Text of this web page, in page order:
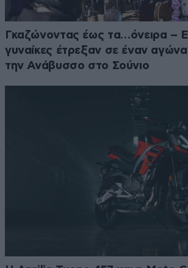
Γκαζώνοντας έως τα…όνειρα –
γυναίκες έτρεξαν σε έναν
την Ανάβυσσο στο Σούνιο